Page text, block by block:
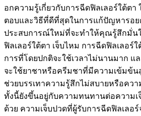
อกความรู้เกี่ยวกับการฉีดฟิลเลอร์ใต้ตา
ตอบและวิธีที่ดีที่สุดในการแก้ปัญหารอย
ประสบการณ์ใหม่ที่จะทำให้คุณรู้สึกมั่น
ฟิลเลอร์ใต้ตา เจ็บไหม การฉีดฟิลเลอร์
การที่โดยปกติจะใช้เวลาไม่นานมาก
จะใช้ยาชาหรือครีมชาที่มีความเข้มข้น
ช่วยบรรเทาความรู้สึกไม่สบายหรือควา
ทั้งนี้ยังขึ้นอยู่กับความทนทานต่อความเ
ด้วย ความเจ็บปวดที่ผู้รับการฉีดฟิลเลอร์